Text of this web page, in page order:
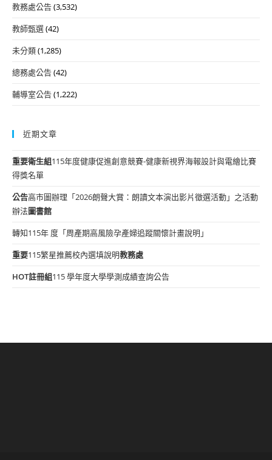
教務處公告(3,532)
教師甄選(42)
未分類(1,285)
總務處公告(42)
輔導室公告(1,222)
近期文章
重要衛生組115年度健康促進創意競賽-健康新視界海報設計與電繪比賽
得獎名單
公告高市圖辦理「2026朗聲大賞：朗讀文本演出影片徵選活動」之活動
辦法圖書館
轉知115年 度「周產期高風險孕產婦追蹤關懷計畫說明」
重要115繁星推薦校內選填說明教務處
HOT註冊組115 學年度大學學測成績查詢公告